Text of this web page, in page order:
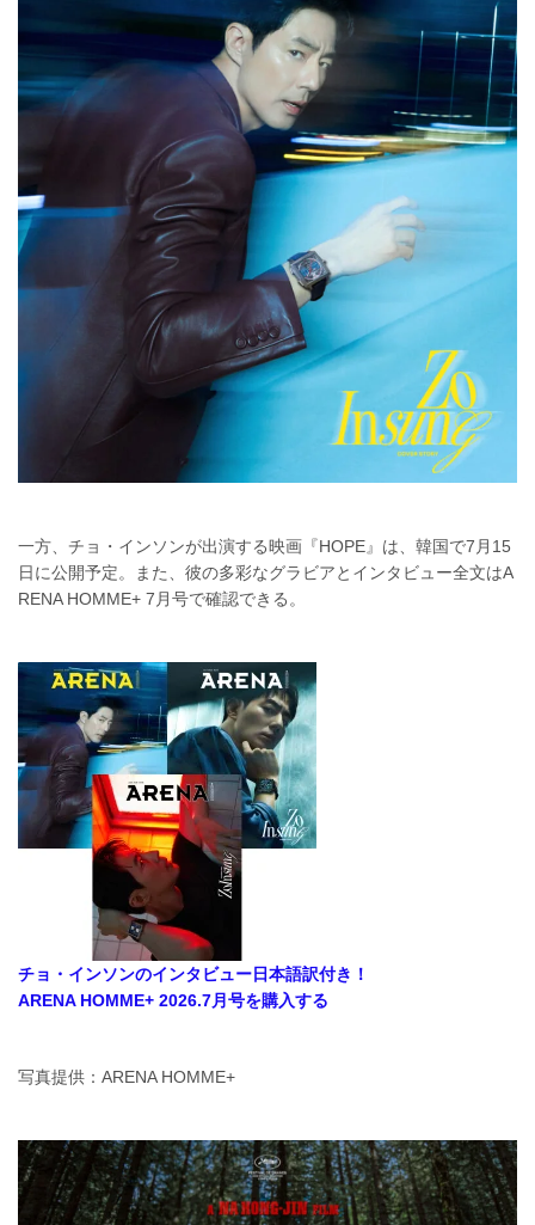
一方、チョ・インソンが出演する映画『HOPE』は、韓国で7月15
日に公開予定。また、彼の多彩なグラビアとインタビュー全文はA
RENA HOMME+ 7月号で確認できる。
チョ・インソンのインタビュー日本語訳付き！
ARENA HOMME+ 2026.7月号を購入する
写真提供：ARENA HOMME+